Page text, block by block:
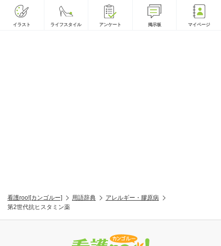
イラスト ライフスタイル アンケート 掲示板 マイページ
看護roo![カンゴルー] 用語辞典
アレルギー・膠原病
第2世代抗ヒスタミン薬